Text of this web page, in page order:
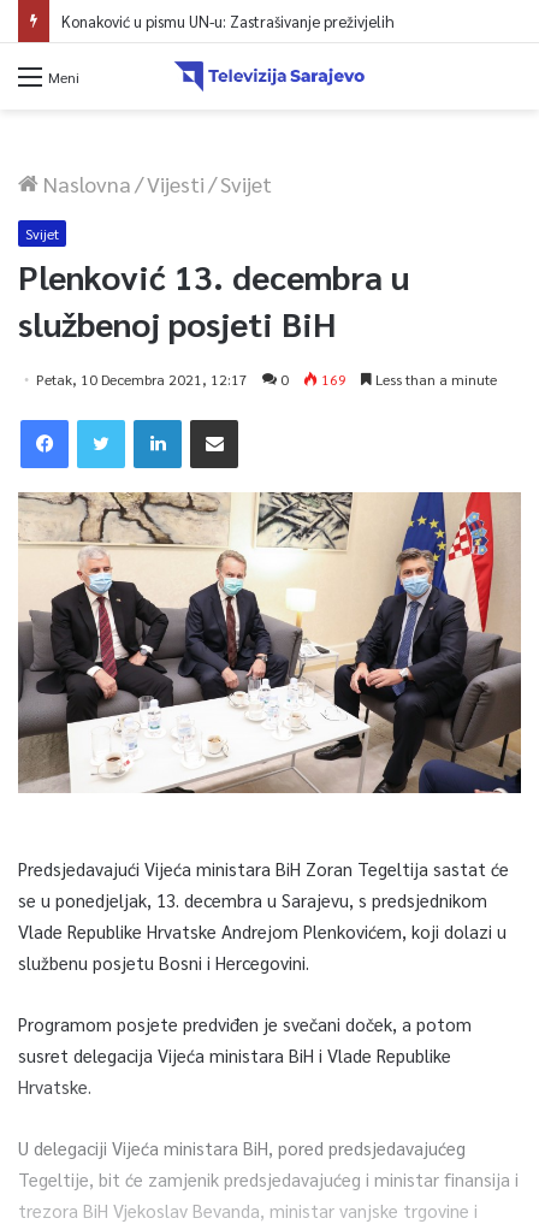
Konaković u pismu UN-u: Zastrašivanje preživjelih
Meni
Naslovna/Vijesti/Svijet
Svijet
Plenković 13. decembra u
službenoj posjeti BiH
Petak, 10 Decembra 2021, 12:17 0 169 Less than a minute
Predsjedavajući Vijeća ministara BiH Zoran Tegeltija sastat će
se u ponedjeljak, 13. decembra u Sarajevu, s predsjednikom
Vlade Republike Hrvatske Andrejom Plenkovićem, koji dolazi u
službenu posjetu Bosni i Hercegovini.
Programom posjete predviđen je svečani doček, a potom
susret delegacija Vijeća ministara BiH i Vlade Republike
Hrvatske.
U delegaciji Vijeća ministara BiH, pored predsjedavajućeg
Tegeltije, bit će zamjenik predsjedavajućeg i ministar finansija i
trezora BiH Vjekoslav Bevanda, ministar vanjske trgovine i